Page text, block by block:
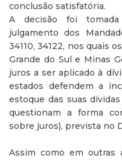
conclusão satisfatória.
A decisão foi
julgamento dos
34110, 34122, nos quais
Grande do Sul e Minas
juros a ser aplicado à
estados defendem a
estoque das suas
questionam a forma
sobre juros), prevista no
Assim como em outras